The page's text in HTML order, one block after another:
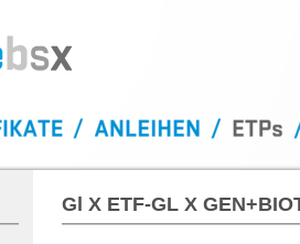
Gl X ETF-GL X